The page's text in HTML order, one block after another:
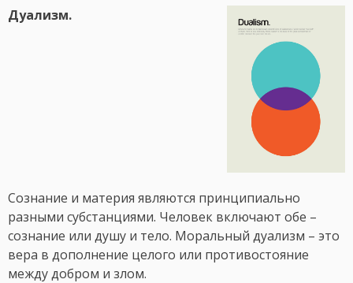
Дуализм.
Сознание и материя являются принципиально
разными субстанциями. Человек включают обе –
сознание или душу и тело. Моральный дуализм – это
вера в дополнение целого или противостояние
между добром и злом.